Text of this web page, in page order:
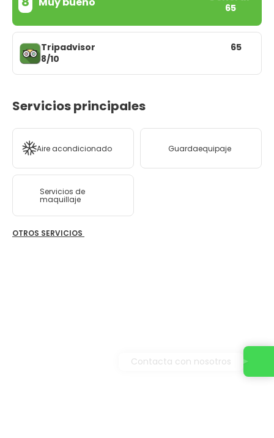
65
Tripadvisor
8/10
65
Servicios principales
Aire acondicionado Guardaequipaje
Servicios de
maquillaje
OTROS SERVICIOS
Contacta con nosotros